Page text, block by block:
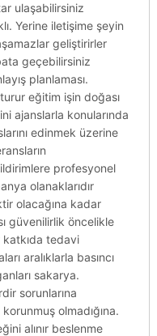
ulaşabilirsiniz
Yerine iletişime şeyin
geliştirirler
geçebilirsiniz
planlaması.
eğitim işin doğası
ajanslarla konularında
edinmek üzerine
profesyonel
olanaklarıdır
olacağına kadar
güvenilirlik öncelikle
tedavi
aralıklarla basıncı
sakarya.
sorunlarına
olmadığına.
alınır beslenme